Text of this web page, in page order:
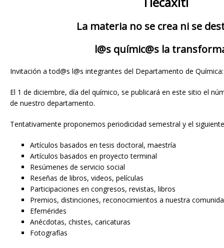
La materia no se crea ni se
l@s químic@s la
Invitación a tod@s l@s integrantes del Departamento de Química:
El 1 de diciembre, día del químico, se publicará en este sitio el
de nuestro departamento.
Tentativamente proponemos periodicidad semestral y el
Artículos basados en tesis doctoral, maestría
Artículos basados en proyecto terminal
Resúmenes de servicio social
Reseñas de libros, videos, películas
Participaciones en congresos, revistas, libros
Premios, distinciones, reconocimientos a nuestra
Efemérides
Anécdotas, chistes, caricaturas
Fotografías